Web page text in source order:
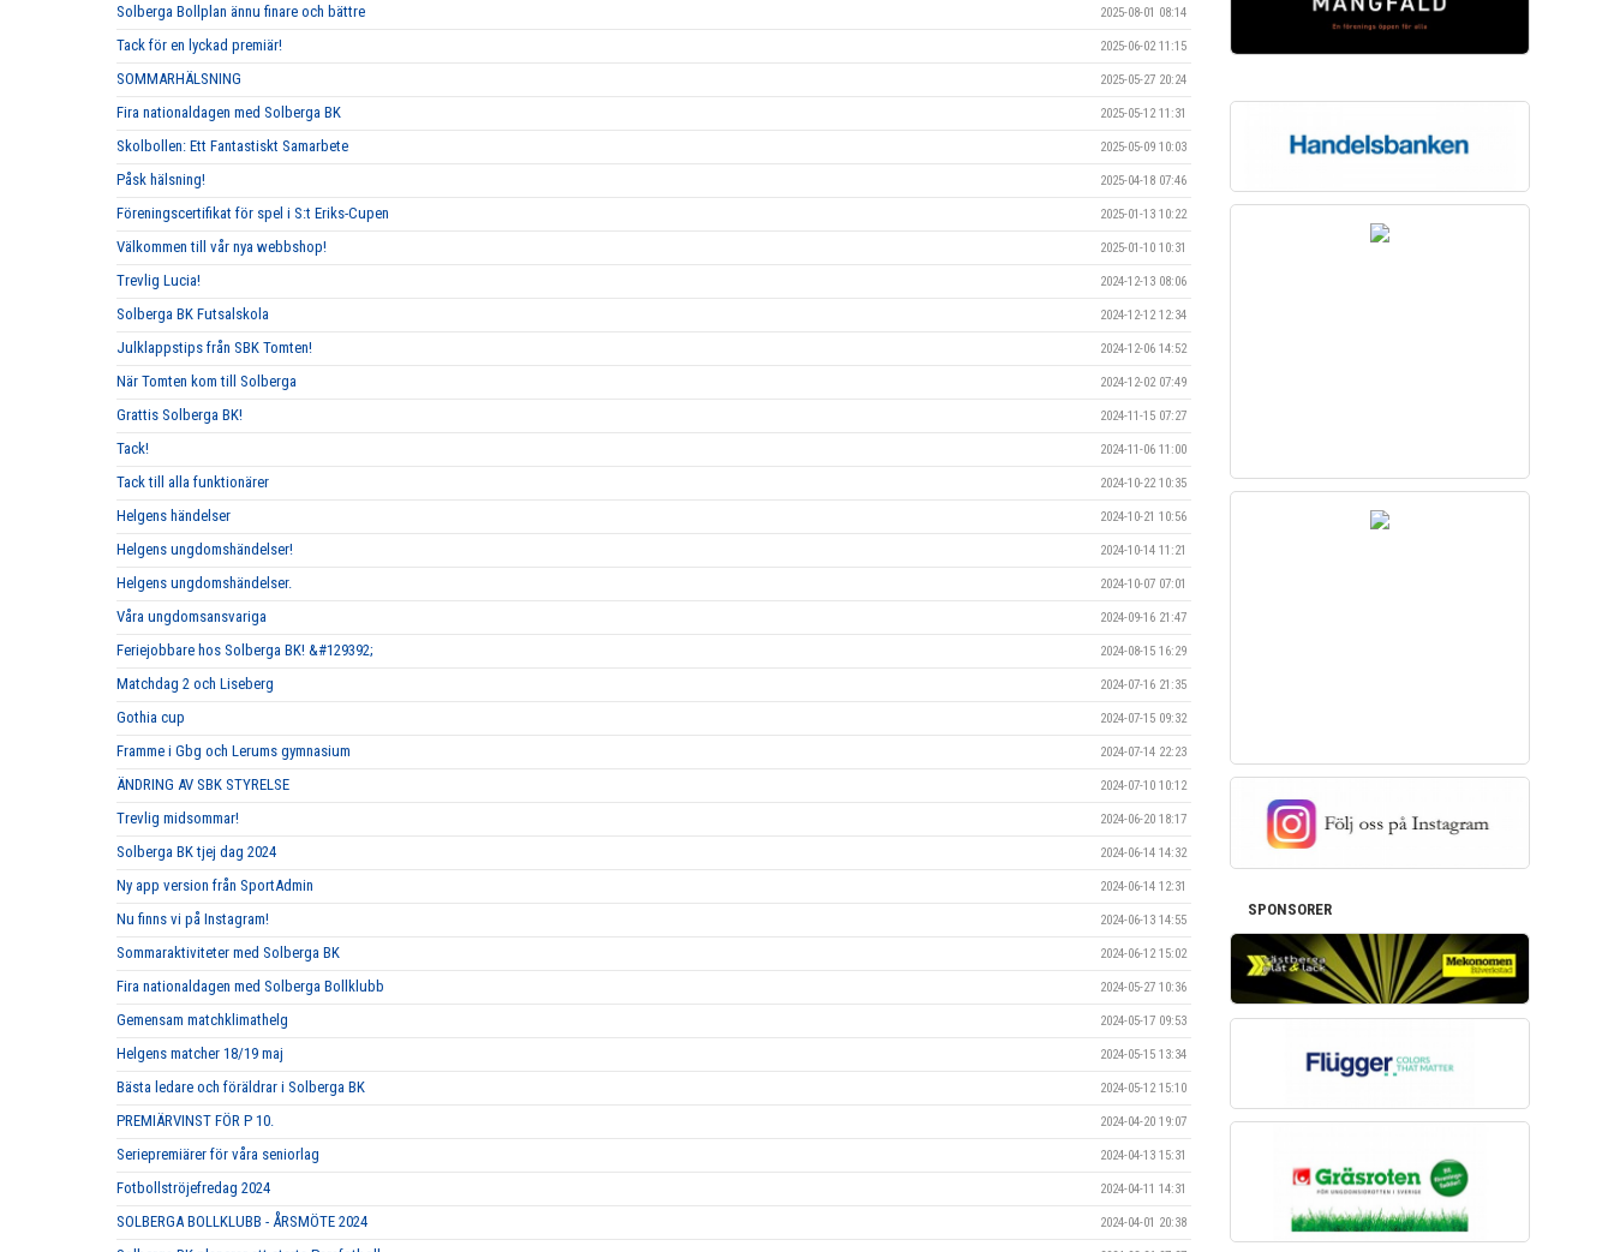
Solberga Bollplan ännu finare och bättre 2025-08-01 08:14
Tack för en lyckad premiär! 2025-06-02 11:15
SOMMARHÄLSNING 2025-05-27 20:24
Fira nationaldagen med Solberga BK 2025-05-12 11:31
Skolbollen: Ett Fantastiskt Samarbete 2025-05-09 10:03
Påsk hälsning! 2025-04-18 07:46
Föreningscertifikat för spel i S:t Eriks-Cupen 2025-01-13 10:22
Välkommen till vår nya webbshop! 2025-01-10 10:31
Trevlig Lucia! 2024-12-13 08:06
Solberga BK Futsalskola 2024-12-12 12:34
Julklappstips från SBK Tomten! 2024-12-06 14:52
När Tomten kom till Solberga 2024-12-02 07:49
Grattis Solberga BK! 2024-11-15 07:27
Tack! 2024-11-06 11:00
Tack till alla funktionärer 2024-10-22 10:35
Helgens händelser 2024-10-21 10:56
Helgens ungdomshändelser! 2024-10-14 11:21
Helgens ungdomshändelser. 2024-10-07 07:01
Våra ungdomsansvariga 2024-09-16 21:47
Feriejobbare hos Solberga BK! &#129392; 2024-08-15 16:29
Matchdag 2 och Liseberg 2024-07-16 21:35
Gothia cup 2024-07-15 09:32
Framme i Gbg och Lerums gymnasium 2024-07-14 22:23
ÄNDRING AV SBK STYRELSE 2024-07-10 10:12
Trevlig midsommar! 2024-06-20 18:17
Solberga BK tjej dag 2024 2024-06-14 14:32
Ny app version från SportAdmin 2024-06-14 12:31
Nu finns vi på Instagram! 2024-06-13 14:55
Sommaraktiviteter med Solberga BK 2024-06-12 15:02
Fira nationaldagen med Solberga Bollklubb 2024-05-27 10:36
Gemensam matchklimathelg 2024-05-17 09:53
Helgens matcher 18/19 maj 2024-05-15 13:34
Bästa ledare och föräldrar i Solberga BK 2024-05-12 15:10
PREMIÄRVINST FÖR P 10. 2024-04-20 19:07
Seriepremiärer för våra seniorlag 2024-04-13 15:31
Fotbollströjefredag 2024 2024-04-11 14:31
SOLBERGA BOLLKLUBB - ÅRSMÖTE 2024 2024-04-01 20:38
SPONSORER